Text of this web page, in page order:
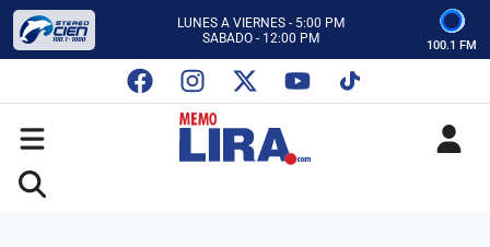
LUNES A VIERNES - 5:00 PM
SABADO - 12:00 PM
CON MEMO LIRA Y SU EQUIPO
LUNES A VIERNES - 5:00 PM
SABADO - 12:00 PM
100.1 FM